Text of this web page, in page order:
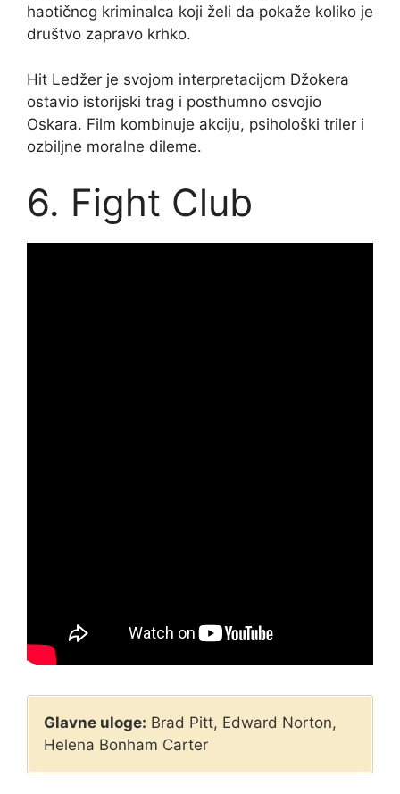
haotičnog kriminalca koji želi da pokaže koliko je
društvo zapravo krhko.
Hit Ledžer je svojom interpretacijom Džokera
ostavio istorijski trag i posthumno osvojio
Oskara. Film kombinuje akciju, psihološki triler i
ozbiljne moralne dileme.
6. Fight Club
Glavne uloge: Brad Pitt, Edward Norton,
Helena Bonham Carter